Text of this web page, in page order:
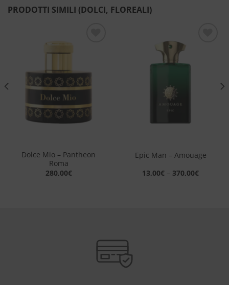
PRODOTTI SIMILI (DOLCI, FLOREALI)
dei
desideri
Dolce Mio – Pantheon
Roma
280,00€
alla lista
Epic Man – Amouage
13,00€ – 370,00€